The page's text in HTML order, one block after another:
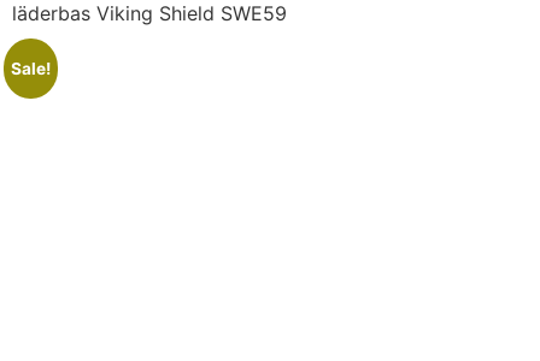
läderbas Viking Shield SWE59
Sale!